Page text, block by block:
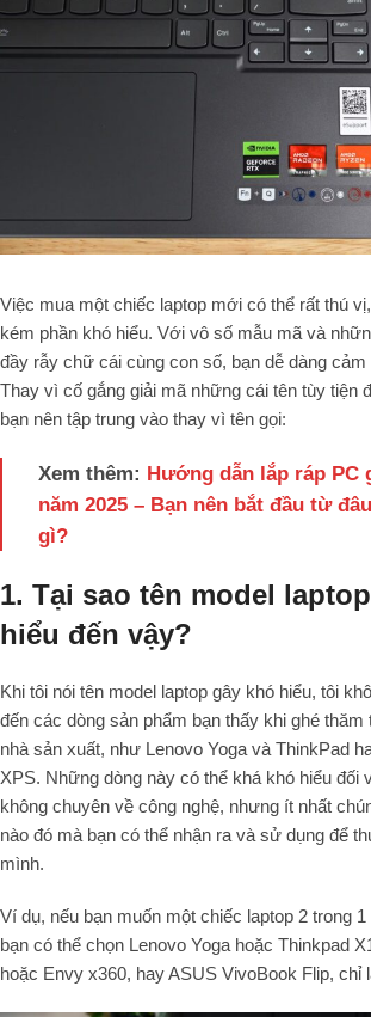
Việc mua một chiếc laptop mới có thể rất thú
kém phần khó hiểu. Với vô số mẫu mã và
đầy rẫy chữ cái cùng con số, bạn dễ dàng
Thay vì cố gắng giải mã những cái tên tùy tiện
bạn nên tập trung vào thay vì tên gọi:
Xem thêm: Hướng dẫn lắp ráp PC
năm 2025 – Bạn nên bắt đầu từ
gì?
1. Tại sao tên model
hiểu đến vậy?
Khi tôi nói tên model laptop gây khó hiểu, tôi
đến các dòng sản phẩm bạn thấy khi ghé thăm
nhà sản xuất, như Lenovo Yoga và ThinkPad
XPS. Những dòng này có thể khá khó hiểu đối
không chuyên về công nghệ, nhưng ít nhất
nào đó mà bạn có thể nhận ra và sử dụng để
mình.
Ví dụ, nếu bạn muốn một chiếc laptop 2 trong
bạn có thể chọn Lenovo Yoga hoặc Thinkpad
hoặc Envy x360, hay ASUS VivoBook Flip, chỉ